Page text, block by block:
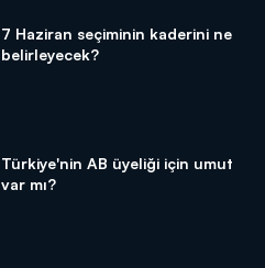
7 Haziran seçiminin kaderini ne
belirleyecek?
Türkiye'nin AB üyeliği için umut
var mı?